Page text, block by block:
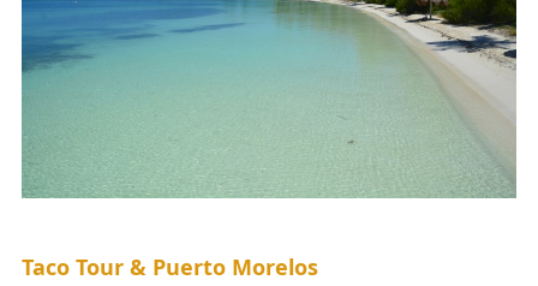
Taco Tour & Puerto Morelos